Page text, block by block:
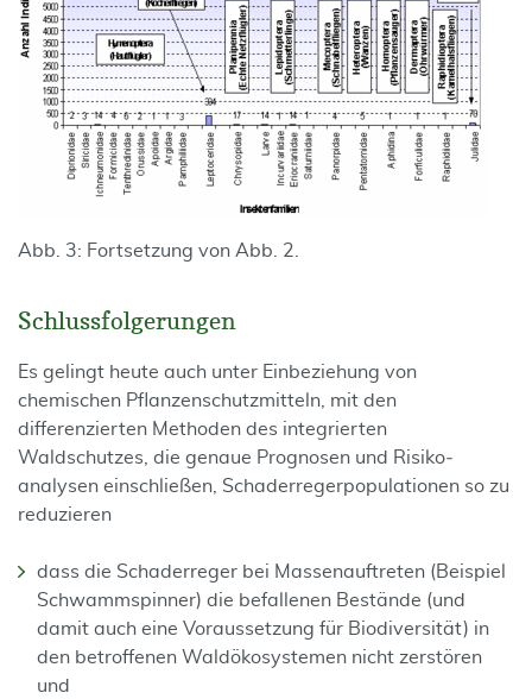
Abb. 3: Fortsetzung von Abb. 2.
Schlussfolgerungen
Es gelingt heute auch unter Einbeziehung von
chemischen Pflanzenschutzmitteln, mit den
differenzierten Methoden des integrierten
Waldschutzes, die genaue Prognosen und Risiko­
analysen einschließen, Schaderregerpopulationen so zu
reduzieren
dass die Schaderreger bei Massenauftreten (Beispiel
Schwammspinner) die befalle­nen Bestände (und
damit auch eine Voraussetzung für Biodiversität) in
den betrof­fenen Waldökosystemen nicht zerstören
und